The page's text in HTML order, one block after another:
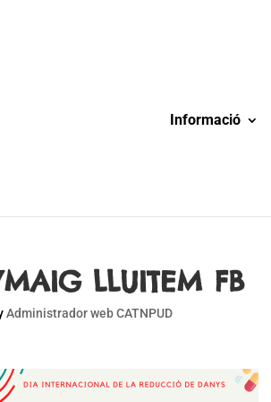
Informació
LLUITEM FB
Administrador web CATNPUD